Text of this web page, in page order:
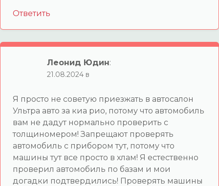
Ответить
Леонид Юдин:
21.08.2024 в
Я просто не советую приезжать в автосалон
Ультра авто за киа рио, потому что автомобиль
вам не дадут нормально проверить с
толщиномером! Запрещают проверять
автомобиль с прибором тут, потому что
машины тут все просто в хлам! Я естественно
проверил автомобиль по базам и мои
догадки подтвердились! Проверять машины